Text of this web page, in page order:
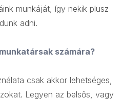
munkáját, így nekik plusz
adni.
számára?
csak akkor lehetséges,
Legyen az belsős, vagy